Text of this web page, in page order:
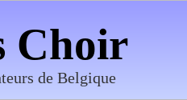
Choir
de Belgique